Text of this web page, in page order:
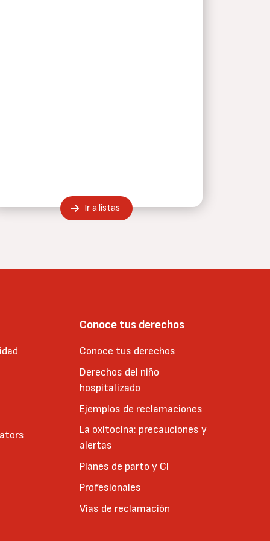
Ir a listas
Conoce tus derechos
Conoce tus derechos
Derechos del niño
hospitalizado
Ejemplos de reclamaciones
La oxitocina: precauciones y
alertas
Planes de parto y CI
Profesionales
Vías de reclamación